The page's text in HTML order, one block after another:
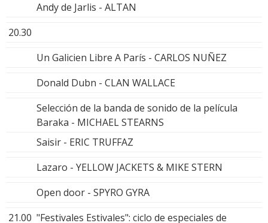
Andy de Jarlis - ALTAN
20.30
Un Galicien Libre A París - CARLOS NUÑEZ
Donald Dubn - CLAN WALLACE
Selección de la banda de sonido de la película
Baraka - MICHAEL STEARNS
Saisir - ERIC TRUFFAZ
Lazaro - YELLOW JACKETS & MIKE STERN
Open door - SPYRO GYRA
21.00 "Festivales Estivales": ciclo de especiales de